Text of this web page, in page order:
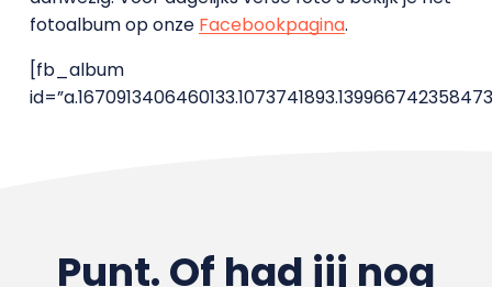
fotoalbum op onze Facebookpagina.
[fb_album
Punt. Of had jij nog